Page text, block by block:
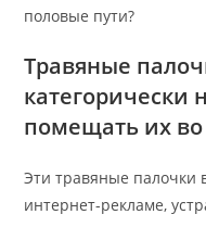
половые пути?
Травяные
категорически
помещать их
Эти травяные палочки
интернет-рекламе,